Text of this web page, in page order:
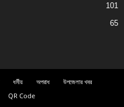
101
65
ধর্মীয় অপরাধ
উপজেলার খবর
QR Code